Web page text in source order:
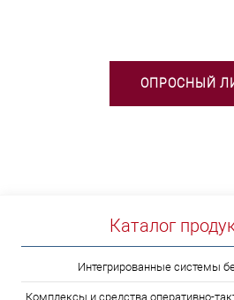
ОПРОСНЫЙ
Каталог
Интегрированные системы
Комплексы и средства оперативно-